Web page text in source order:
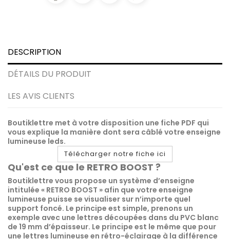
DESCRIPTION
DÉTAILS DU PRODUIT
LES AVIS CLIENTS
Boutiklettre met à votre disposition une fiche PDF qui
vous explique la manière dont sera câblé votre enseigne
lumineuse leds.
Télécharger notre fiche ici
Qu'est ce que le RETRO BOOST ?
Boutiklettre vous propose un système d’enseigne
intitulée « RETRO BOOST » afin que votre enseigne
lumineuse puisse se visualiser sur n’importe quel
support foncé. Le principe est simple, prenons un
exemple avec une lettres découpées dans du PVC blanc
de 19 mm d’épaisseur. Le principe est le même que pour
une lettres lumineuse en rétro-éclairage à la différence